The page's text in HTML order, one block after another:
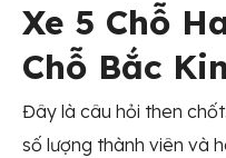
Xe 5 Chỗ
Chỗ Bắc
Đây là câu hỏi then
số lượng thành viên và